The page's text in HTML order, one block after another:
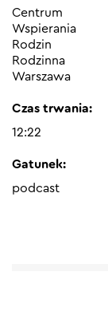
Centrum
Wspierania
Rodzin
Rodzinna
Warszawa
Czas trwania:
12:22
Gatunek:
podcast